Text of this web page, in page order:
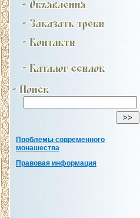
Проблемы современного
монашества
Правовая информация